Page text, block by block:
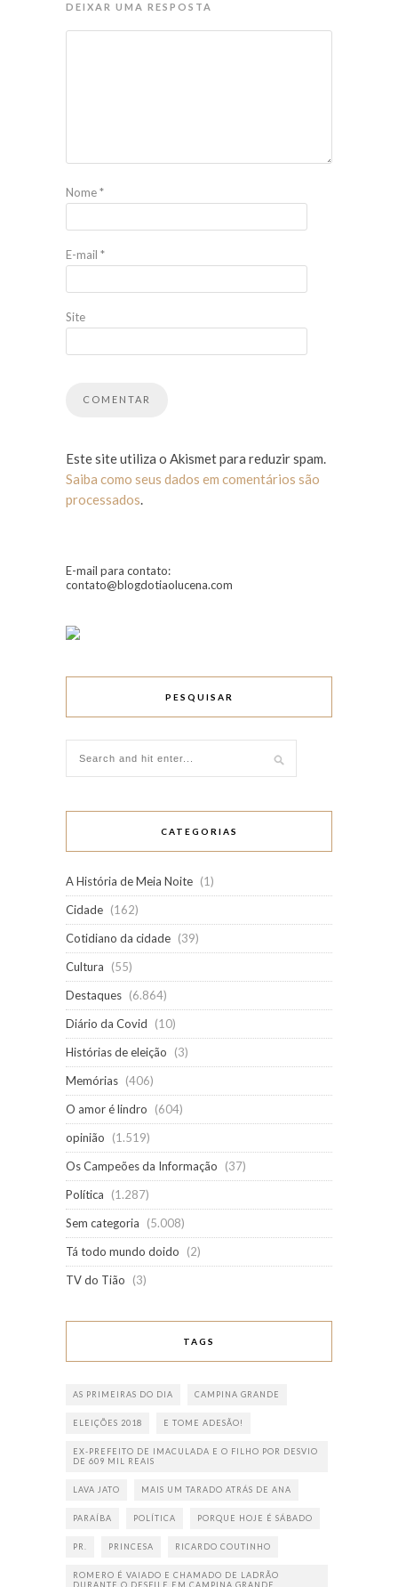
DEIXAR UMA RESPOSTA
Nome*
E-mail *
Site
Este site utiliza o Akismet para reduzir spam.
Saiba como seus dados em comentários são
processados.
E-mail para contato:
contato@blogdotiaolucena.com
PESQUISAR
CATEGORIAS
A História de Meia Noite (1)
Cidade (162)
Cotidiano da cidade (39)
Cultura
(55)
Destaques (6.864)
Diário da Covid
(10)
Histórias de eleição
(3)
Memórias (406)
O amor é lindro
(604)
opinião
(1.519)
Os Campeões da Informação
(37)
Política
(1.287)
Sem categoria
(5.008)
Tá todo mundo doido
(2)
TV do Tião
(3)
TAGS
AS PRIMEIRAS DO DIA CAMPINA GRANDE
ELEIÇÕES 2018 E TOME ADESÃO!
EX-PREFEITO DE IMACULADA E O FILHO POR DESVIO
DE 609 MIL REAIS
LAVA JATO MAIS UM TARADO ATRÁS DE ANA
PARAÍBA POLÍTICA PORQUE HOJE É SÁBADO
PR. PRINCESA RICARDO COUTINHO
ROMERO É VAIADO E CHAMADO DE LADRÃO
DURANTE O DESFILE EM CAMPINA GRANDE